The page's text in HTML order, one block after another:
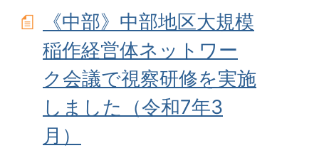
《中部》中部地区大規模
稲作経営体ネットワー
ク会議で視察研修を実施
しました（令和7年3
月）